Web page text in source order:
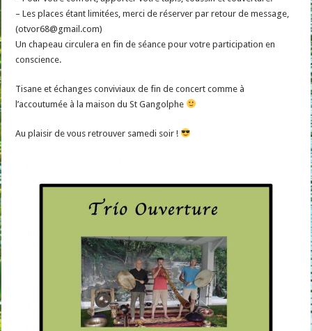
– Les places étant limitées, merci de réserver par retour de message,
(otvor68@gmail.com)
Un chapeau circulera en fin de séance pour votre participation en
conscience.
Tisane et échanges conviviaux de fin de concert comme à
l’accoutumée à la maison du St Gangolphe
Au plaisir de vous retrouver samedi soir !